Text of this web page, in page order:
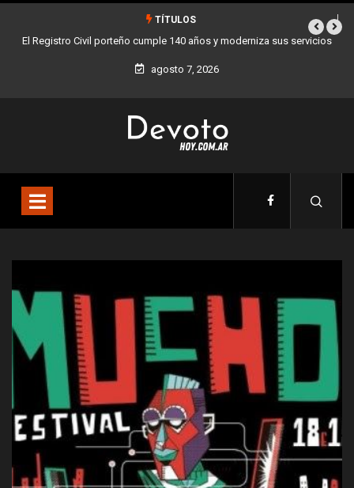
TÍTULOS
sus servicios Buenos Aires sumó 12 nuevos Bares Notables y ya son 90 en
la Ciudad
agosto 7, 2026